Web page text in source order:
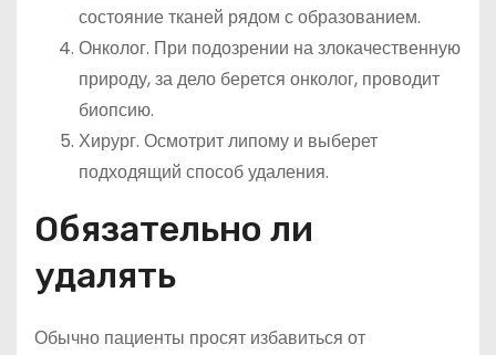
состояние тканей рядом с образованием.
Онколог. При подозрении на злокачественную
природу, за дело берется онколог, проводит
биопсию.
Хирург. Осмотрит липому и выберет
подходящий способ удаления.
Обязательно ли
удалять
Обычно пациенты просят избавиться от